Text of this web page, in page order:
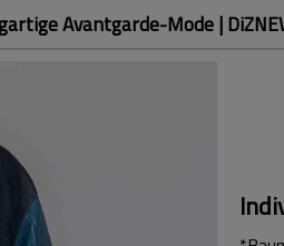
Avantgarde-Mode |